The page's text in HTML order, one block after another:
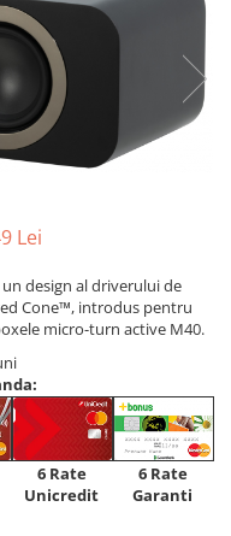
Lei
design al driverului de
Cone™, introdus pentru
micro-turn active M40.
6 Rate
Unicredit
6 Rate
Garanti